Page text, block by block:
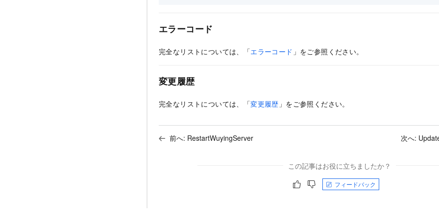
エラーコード
完全なリストについては、「エラーコード 」をご参照ください。
変更履歴
完全なリストについては、「変更履歴 」をご参照ください。
前へ: RestartWuyingServer 次へ:
この記事はお役に立ちましたか？
フィードバック